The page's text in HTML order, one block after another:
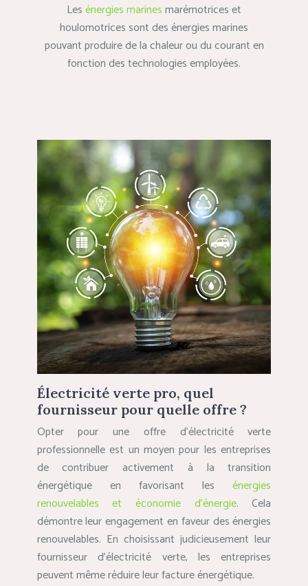
Lesénergies marinesmarémotrices et
houlomotrices sont des énergies marines
pouvant produire de la chaleur ou du courant en
fonction des technologies employées.
Électricité verte pro, quel
fournisseur pour quelle offre ?
Opter pour une offre d’électricité verte
professionnelle est un moyen pour les entreprises
de contribuer activement à la transition
énergétique en favorisant lesénergies
renouvelables et économie d’énergie. Cela
démontre leur engagement en faveur des énergies
renouvelables. En choisissant judicieusement leur
fournisseur d’électricité verte, les entreprises
peuvent même réduire leur facture énergétique.